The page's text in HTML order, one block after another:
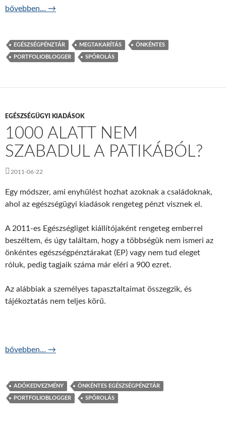
Mennyit spórolhatunk önkéntes EP-ral?
bővebben… →
EGÉSZSÉGPÉNZTÁR MEGTAKARÍTÁS ÖNKÉNTES
PORTFOLIOBLOGGER SPÓROLÁS
EGÉSZSÉGÜGYI KIADÁSOK
1000 ALATT NEM
SZABADUL A PATIKÁBÓL?
2011-06-22
Egy módszer, ami enyhülést hozhat azoknak a családoknak,
ahol az egészségügyi kiadások rengeteg pénzt visznek el.
A 2011-es Egészségliget kiállítójaként rengeteg emberrel
beszéltem, és úgy találtam, hogy a többségük nem ismeri az
önkéntes egészségpénztárakat (EP) vagy nem tud eleget
róluk, pedig tagjaik száma már eléri a 900 ezret.
Az alábbiak a személyes tapasztaltaimat összegzik, és
tájékoztatás nem teljes körű.
1000 alatt nem szabadul a patikából?
bővebben… →
ADÓKEDVEZMÉNY ÖNKÉNTES EGÉSZSÉGPÉNZTÁR
PORTFOLIOBLOGGER SPÓROLÁS